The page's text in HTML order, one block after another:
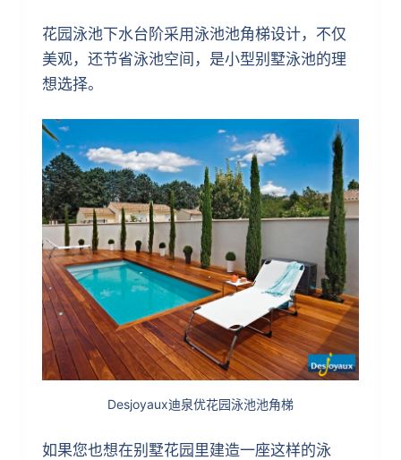
花园泳池下水台阶采用泳池池角梯设计，不仅
美观，还节省泳池空间，是小型别墅泳池的理
想选择。
Desjoyaux迪泉优花园泳池池角梯
如果您也想在别墅花园里建造一座这样的泳